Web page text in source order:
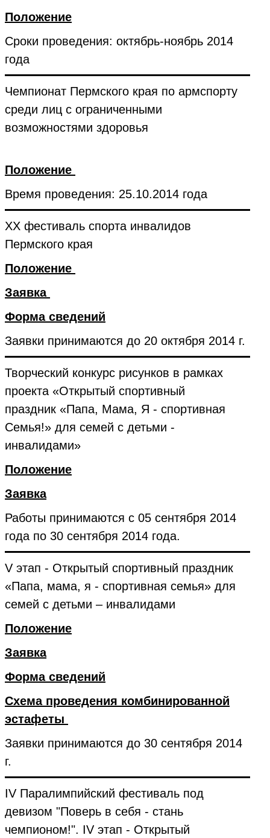
Положение
Сроки проведения: октябрь-ноябрь 2014
года
Чемпионат Пермского края по армспорту
среди лиц с ограниченными
возможностями здоровья
Положение
Время проведения: 25.10.2014 года
XX фестиваль спорта инвалидов
Пермского края
Положение
Заявка
Форма сведений
Заявки принимаются до 20 октября 2014 г.
Творческий конкурс рисунков в рамках
проекта «Открытый спортивный
праздник «Папа, Мама, Я - спортивная
Семья!» для семей с детьми -
инвалидами»
Положение
Заявка
Работы принимаются с 05 сентября 2014
года по 30 сентября 2014 года.
V этап - Открытый спортивный праздник
«Папа, мама, я - спортивная семья» для
семей с детьми – инвалидами
Положение
Заявка
Форма сведений
Схема проведения комбинированной
эстафеты
Заявки принимаются до 30 сентября 2014
г.
IV Паралимпийский фестиваль под
девизом "Поверь в себя - стань
чемпионом!". IV этап - Открытый